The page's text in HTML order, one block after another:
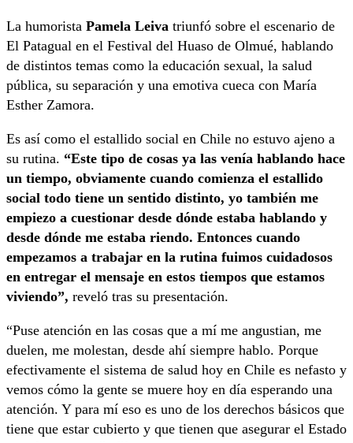
La humorista Pamela Leiva triunfó sobre el escenario de
El Patagual en el Festival del Huaso de Olmué, hablando
de distintos temas como la educación sexual, la salud
pública, su separación y una emotiva cueca con María
Esther Zamora.
Es así como el estallido social en Chile no estuvo ajeno a
su rutina. “Este tipo de cosas ya las venía hablando hace
un tiempo, obviamente cuando comienza el estallido
social todo tiene un sentido distinto, yo también me
empiezo a cuestionar desde dónde estaba hablando y
desde dónde me estaba riendo. Entonces cuando
empezamos a trabajar en la rutina fuimos cuidadosos
en entregar el mensaje en estos tiempos que estamos
viviendo”, reveló tras su presentación.
“Puse atención en las cosas que a mí me angustian, me
duelen, me molestan, desde ahí siempre hablo. Porque
efectivamente el sistema de salud hoy en Chile es nefasto y
vemos cómo la gente se muere hoy en día esperando una
atención. Y para mí eso es uno de los derechos básicos que
tiene que estar cubierto y que tienen que asegurar el Estado